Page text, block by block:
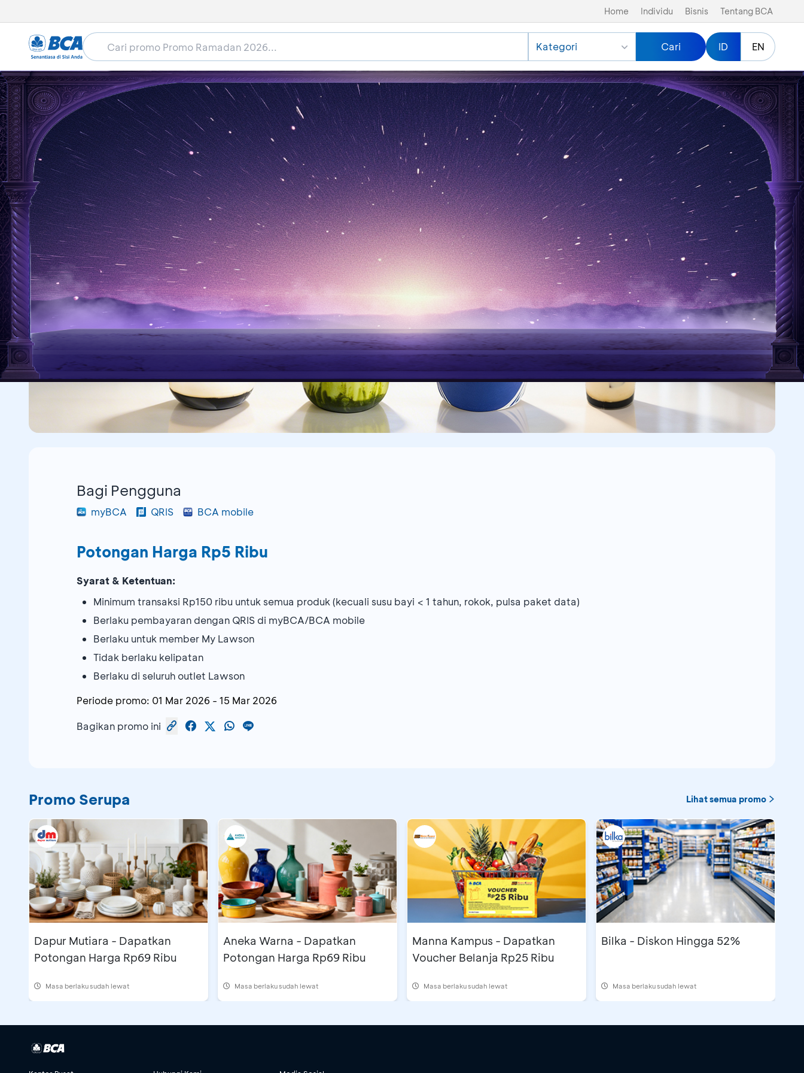
Home Individu Bisnis Tentang BCA
Kategori Cari ID EN
Home Promo Ramadan 2026 Groceries Lawson
Lawson - Potongan Harga Rp5 Ribu
Masa berlaku sudah lewat (01 Mar 2026 - 15 Mar 2026)
Bagi Pengguna
myBCA QRIS BCA mobile
Potongan Harga Rp5 Ribu
Syarat & Ketentuan:
Minimum transaksi Rp150 ribu untuk semua produk (kecuali susu bayi < 1 tahun, rokok, pulsa paket data)
Berlaku pembayaran dengan QRIS di myBCA/BCA mobile
Berlaku untuk member My Lawson
Tidak berlaku kelipatan
Berlaku di seluruh outlet Lawson
Periode promo: 01 Mar 2026 - 15 Mar 2026
Bagikan promo ini
Promo Serupa Lihat semua promo
Dapur Mutiara - Dapatkan
Potongan Harga Rp69 Ribu
Masa berlaku sudah lewat
Aneka Warna - Dapatkan
Potongan Harga Rp69 Ribu
Masa berlaku sudah lewat
Manna Kampus - Dapatkan
Voucher Belanja Rp25 Ribu
Masa berlaku sudah lewat
Bilka - Diskon Hingga 52%
Masa berlaku sudah lewat